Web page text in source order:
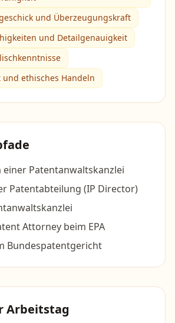
und Überzeugungskraft
und Detailgenauigkeit
ethisches Handeln
Patentanwaltskanzlei
Patentabteilung (IP Director)
Attorney beim EPA
Bundespatentgericht
Arbeitstag